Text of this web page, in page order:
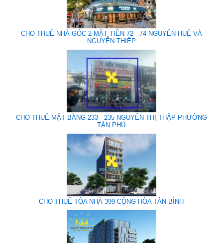
CHO THUÊ NHÀ GÓC 2 MẶT TIỀN 72 - 74 NGUYỄN HUỆ VÀ
NGUYỄN THIỆP
CHO THUÊ MẶT BẰNG 233 - 235 NGUYỄN THỊ THẬP PHƯỜNG
TÂN PHÚ
CHO THUÊ TÒA NHÀ 399 CỘNG HÒA TÂN BÌNH